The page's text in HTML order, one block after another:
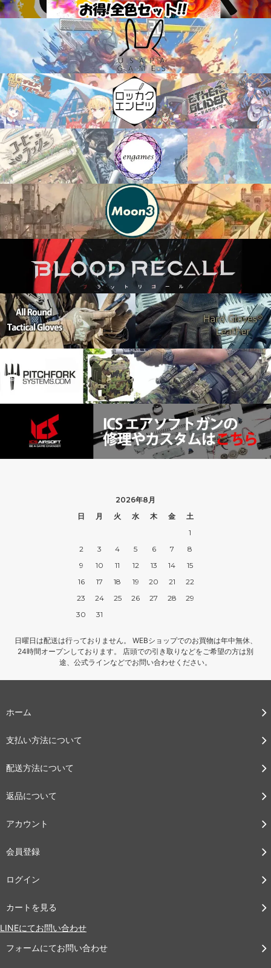
2026年8月
日
月 火 水 木 金
土
1
2
3 4 5 6 7
8
9
10 11 12 13 14
15
16
17 18 19 20 21
22
23
24 25 26 27 28
29
30
31
日曜日は配送は行っておりません。 WEBショップでのお買物は年中無休、
24時間オープンしております。 店頭での引き取りなどをご希望の方は別
途、公式ラインなどでお問い合わせください。
ホーム
支払い方法について
配送方法について
返品について
アカウント
会員登録
ログイン
カートを見る
LINEにてお問い合わせ
フォームにてお問い合わせ